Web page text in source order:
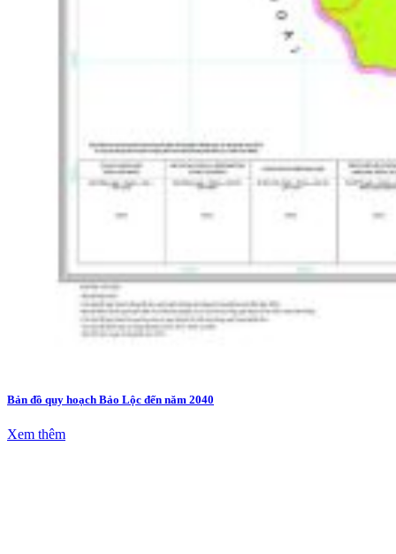
Bản đồ quy hoạch Bảo Lộc đến năm 2040
Xem thêm